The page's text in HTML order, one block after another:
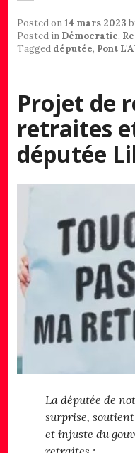
Posted on14 mars 2023
Posted in Démocratie,
Tagged députée, Pont
Projet de
retraites
députée
La députée de
surprise,
et injuste du